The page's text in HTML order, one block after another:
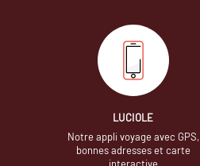
LUCIOLE
Notre appli voyage avec GPS,
bonnes adresses et carte
interactive